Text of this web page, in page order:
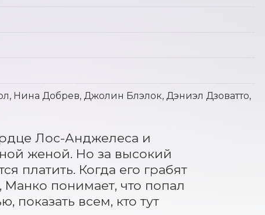
Нина Добрев, Джолин Блэлок, Дэниэл Дзоватто,
Лос-Анджелеса и
женой. Но за высокий
платить. Когда его грабят
понимает, что попал
показать всем, кто тут